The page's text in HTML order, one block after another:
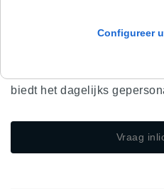
hoofdsteun. Dankzij de
biedt het dagelijks
Vraag